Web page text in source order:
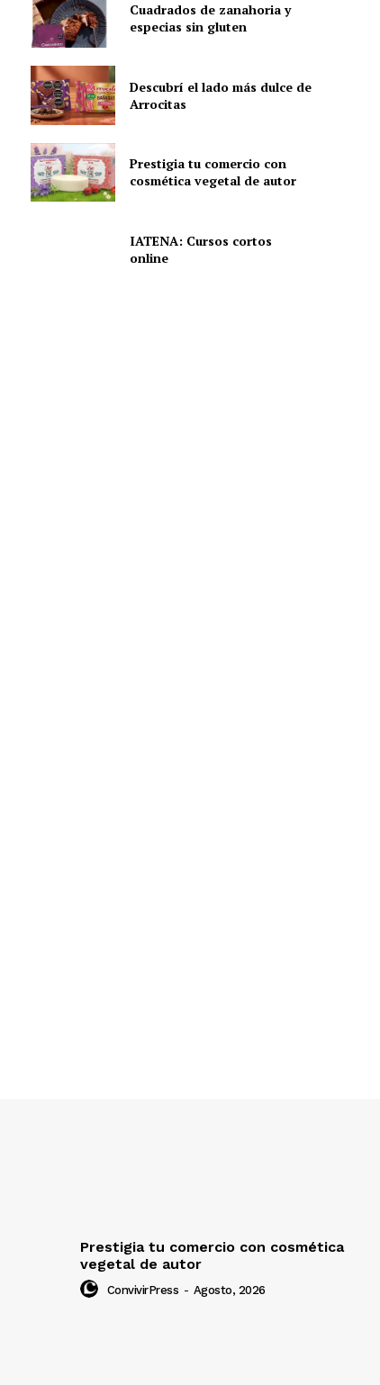
Cuadrados de zanahoria y
especias sin gluten
Descubrí el lado más dulce de
Arrocitas
Prestigia tu comercio con
cosmética vegetal de autor
IATENA: Cursos cortos
online
Prestigia tu comercio con cosmética
vegetal de autor
ConvivirPress - Agosto, 2026